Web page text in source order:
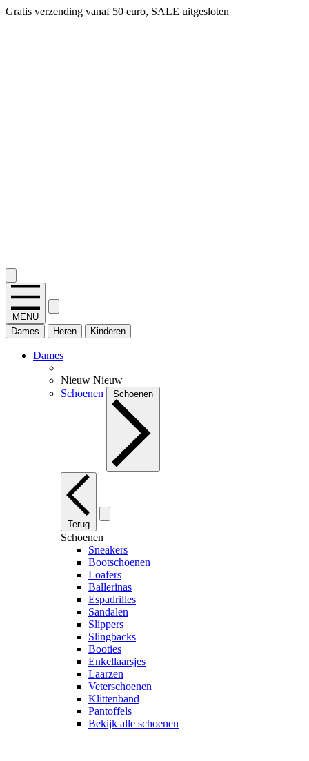
Gratis verzending vanaf 50 euro, SALE uitgesloten
MENU
Dames
Heren Kinderen
Dames
Nieuw Nieuw
Schoenen
Schoenen
Terug
Schoenen
Sneakers
Bootschoenen
Loafers
Ballerinas
Espadrilles
Sandalen
Slippers
Slingbacks
Booties
Enkellaarsjes
Laarzen
Veterschoenen
Klittenband
Pantoffels
Bekijk alle schoenen